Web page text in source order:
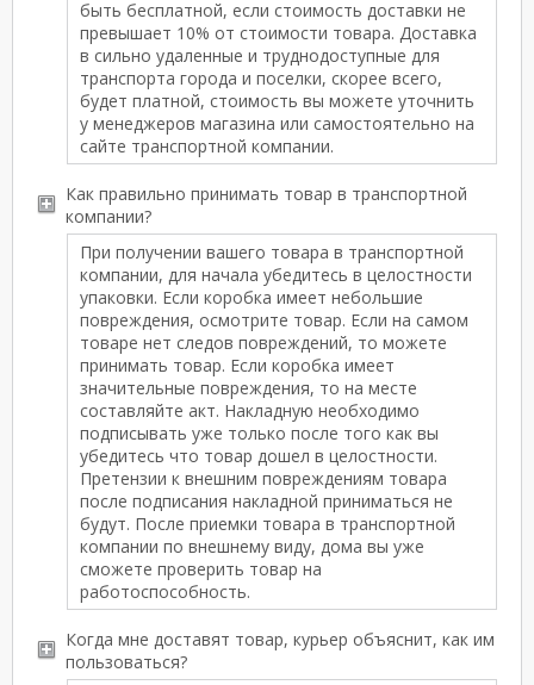
быть бесплатной, если стоимость доставки не
превышает 10% от стоимости товара. Доставка
в сильно удаленные и труднодоступные для
транспорта города и поселки, скорее всего,
будет платной, стоимость вы можете уточнить
у менеджеров магазина или самостоятельно на
сайте транспортной компании.
Как правильно принимать товар в транспортной
компании?
При получении вашего товара в транспортной
компании, для начала убедитесь в целостности
упаковки. Если коробка имеет небольшие
повреждения, осмотрите товар. Если на самом
товаре нет следов повреждений, то можете
принимать товар. Если коробка имеет
значительные повреждения, то на месте
составляйте акт. Накладную необходимо
подписывать уже только после того как вы
убедитесь что товар дошел в целостности.
Претензии к внешним повреждениям товара
после подписания накладной приниматься не
будут. После приемки товара в транспортной
компании по внешнему виду, дома вы уже
сможете проверить товар на
работоспособность.
Когда мне доставят товар, курьер объяснит, как им
пользоваться?